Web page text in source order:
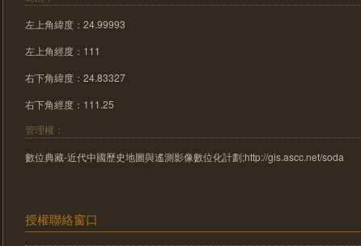
左上角緯度：24.99993
左上角經度：111
右下角緯度：24.83327
右下角經度：111.25
管理權：
數位典藏-近代中國歷史地圖與遙測影像數位化計劃;http://gis.ascc.net/soda
授權聯絡窗口